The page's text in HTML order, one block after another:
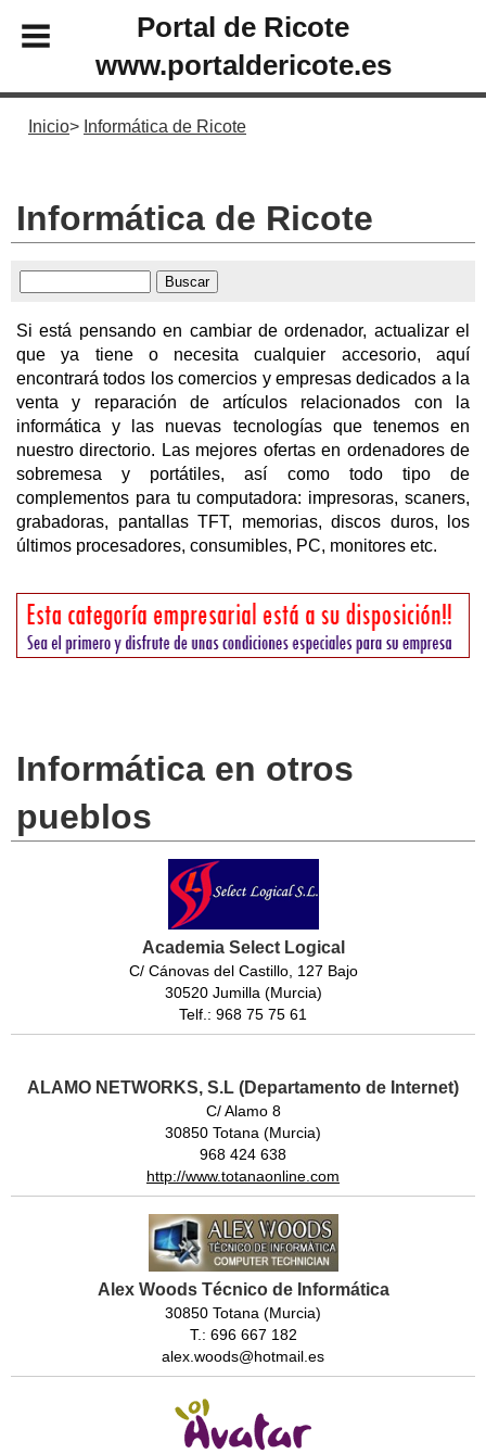
Portal de Ricote
www.portaldericote.es
Inicio Informática de Ricote
Informática de Ricote
Si está pensando en cambiar de ordenador, actualizar el
que ya tiene o necesita cualquier accesorio, aquí
encontrará todos los comercios y empresas dedicados a la
venta y reparación de artículos relacionados con la
informática y las nuevas tecnologías que tenemos en
nuestro directorio. Las mejores ofertas en ordenadores de
sobremesa y portátiles, así como todo tipo de
complementos para tu computadora: impresoras, scaners,
grabadoras, pantallas TFT, memorias, discos duros, los
últimos procesadores, consumibles, PC, monitores etc.
Informática en otros
pueblos
Academia Select Logical
C/ Cánovas del Castillo, 127 Bajo
30520 Jumilla (Murcia)
Telf.: 968 75 75 61
ALAMO NETWORKS, S.L (Departamento de Internet)
C/ Alamo 8
30850 Totana (Murcia)
968 424 638
http://www.totanaonline.com
Alex Woods Técnico de Informática
30850 Totana (Murcia)
T.: 696 667 182
alex.woods@hotmail.es